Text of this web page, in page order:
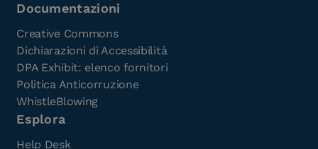
Documentazioni
Creative Commons
Dichiarazioni di Accessibilità
DPA Exhibit: elenco fornitori
Politica Anticorruzione
WhistleBlowing
Esplora
Help Desk